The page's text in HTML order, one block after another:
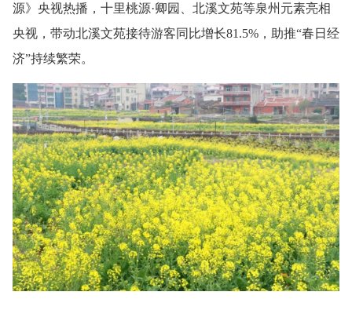
源》央视热播，十里桃源·卿园、北溪文苑等泉州元素亮相
央视，带动北溪文苑接待游客同比增长81.5%，助推“春日经
济”持续繁荣。